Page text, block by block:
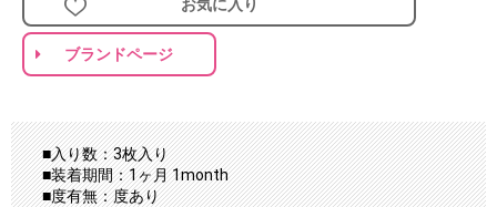
お気に入り
ブランドページ
■入り数：3枚入り
■装着期間：1ヶ月 1month
■度有無：度あり